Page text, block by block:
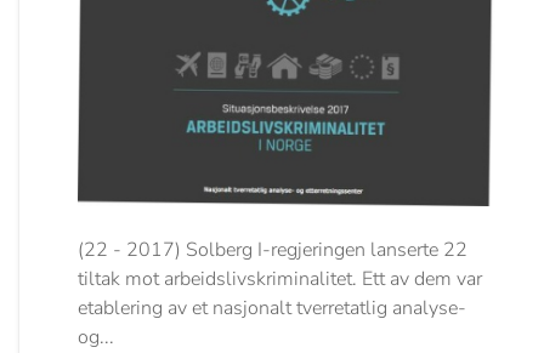
(22 - 2017) Solberg I-regjeringen lanserte 22
tiltak mot arbeidslivskriminalitet. Ett av dem var
etablering av et nasjonalt tverretatlig analyse-
og...